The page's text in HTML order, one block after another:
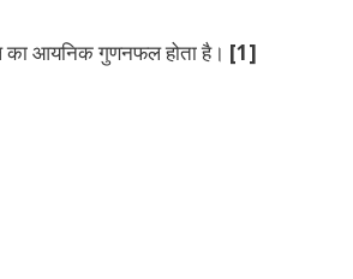
का आयनिक गुणनफल होता है। [1]